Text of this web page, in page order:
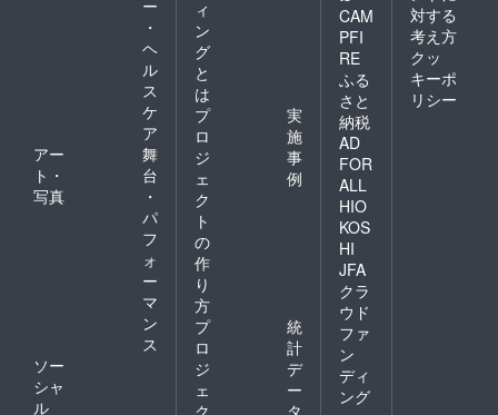
ー
・
ヘ
ル
ス
ケ
ア
アー
ト・
写真
舞
台
・
パ
フ
ォ
ー
マ
ン
ス
ソー
シャ
ル
ィ
ン
グ
と
は
プ
ロ
ジ
ェ
ク
ト
の
作
り
方
実
施
事
例
プ
ロ
ジ
ェ
統
計
デ
ー
CAM
PFI
RE
ふる
さと
納税
AD
FOR
ALL
HIO
KOS
HI
JFA
クラ
ウド
ファ
ン
ディ
ング
対する
考え方
クッ
キーポ
リシー